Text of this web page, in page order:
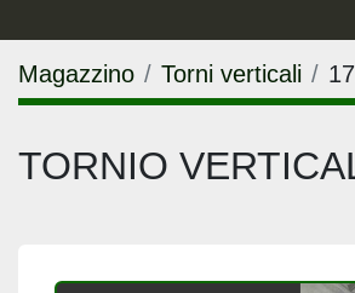
Magazzino Torni verticali
TORNIO